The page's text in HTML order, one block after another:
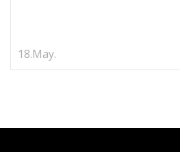
18.May.